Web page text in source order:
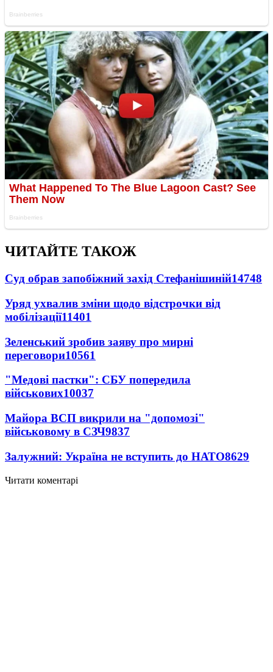
ЧИТАЙТЕ ТАКОЖ
Суд обрав запобіжний захід Стефанішиній14748
Уряд ухвалив зміни щодо відстрочки від
мобілізації11401
Зеленський зробив заяву про мирні
переговори10561
"Медові пастки": СБУ попередила
військових10037
Майора ВСП викрили на "допомозі"
військовому в СЗЧ9837
Залужний: Україна не вступить до НАТО8629
Читати коментарі